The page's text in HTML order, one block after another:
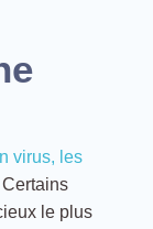
virus, les
Certains
le plus